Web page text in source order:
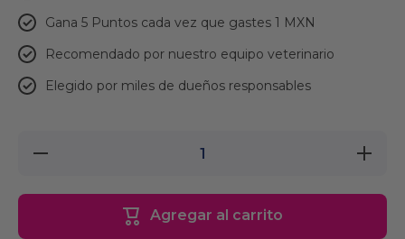
Gana 5 Puntos cada vez que gastes 1 MXN
Recomendado por nuestro equipo veterinario
Elegido por miles de dueños responsables
Reducir
cantidad
Juguete
Chico
Agregar al carrito